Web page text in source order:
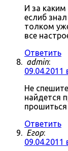
И за каким
еслиб
толком
все
Ответить
admin:
09.04.2011
Не
найдется
Ответить
Егор:
09.04.2011